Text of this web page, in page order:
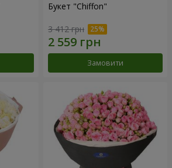
Букет "Chiffon"
3 412 грн
Замовити